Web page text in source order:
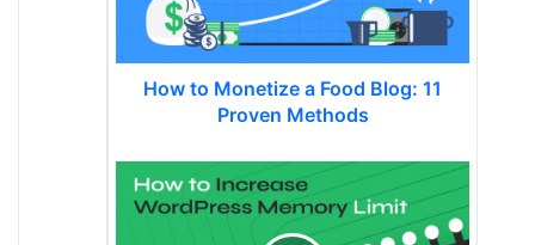
Blog:
Proven
Methods
How to Monetize a Food Blog: 11
Proven Methods
How